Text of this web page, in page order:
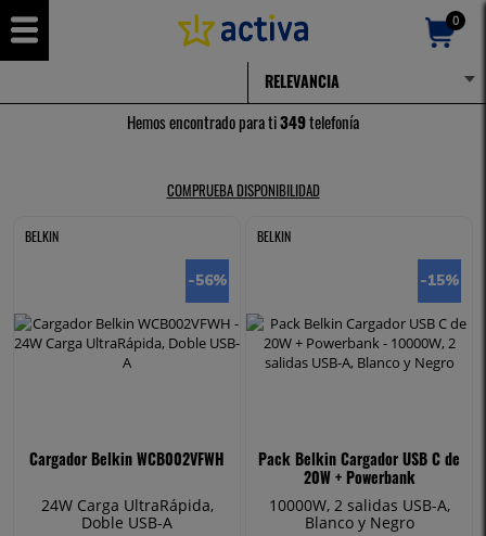
0
Hemos encontrado para ti349telefonía
COMPRUEBA DISPONIBILIDAD
BELKIN
-56%
Cargador Belkin WCB002VFWH
24W Carga UltraRápida,
Doble USB-A
BELKIN
-15%
Pack Belkin Cargador USB C de
20W + Powerbank
10000W, 2 salidas USB-A,
Blanco y Negro